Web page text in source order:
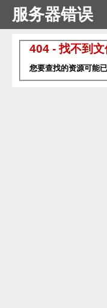
服务器错误
404 - 找不到文
您要查找的资源可能